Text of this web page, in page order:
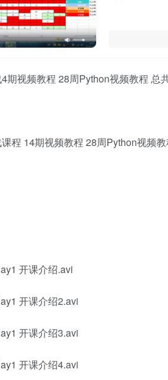
期视频教程 28周Python视频教程 总
程 14期视频教程 28周Python视频
开课介绍.avi
开课介绍2.avi
开课介绍3.avi
开课介绍4.avi